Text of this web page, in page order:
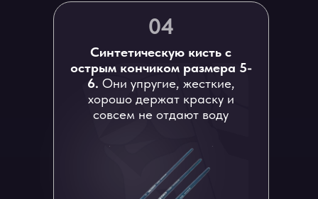
Синтетическую кисть с
острым кончиком размера 5-
6. Они упругие, жесткие,
хорошо держат краску и
совсем не отдают воду
04